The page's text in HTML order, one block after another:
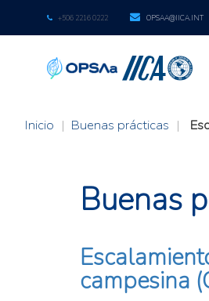
+506 2216 0222 OPSAA@IICA.INT
Inicio | Buenas prácticas |
Buenas
campesina